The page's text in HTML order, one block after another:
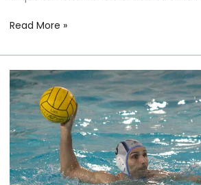
Read More »
WATERPOLO
MASCULINO
–
SUPERLIGA
SUDAMERICANA
–
ETAPA
1